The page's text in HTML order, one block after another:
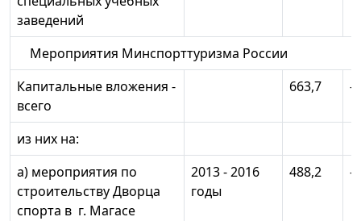
заведений
Мероприятия Минспорттуризма России
Капитальные вложения -
всего
663,7 -
из них на:
а) мероприятия по
строительству Дворца
спорта в г. Магасе
2013 - 2016
годы
488,2 -